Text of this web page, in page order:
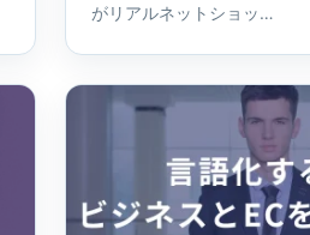
がリアルネットショッ…